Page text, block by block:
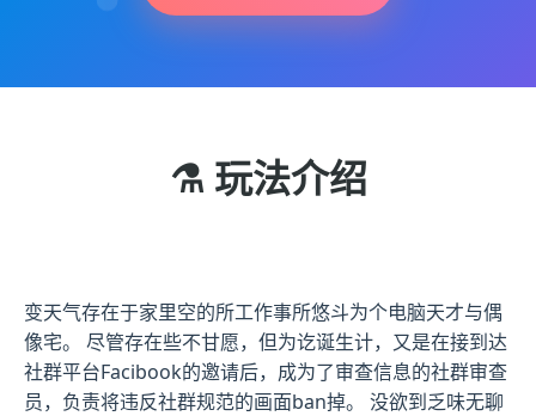
⚗️ 玩法介绍
变天气存在于家里空的所工作事所悠斗为个电脑天才与偶
像宅。 尽管存在些不甘愿，但为讫诞生计，又是在接到达
社群平台Facibook的邀请后，成为了审查信息的社群审查
员，负责将违反社群规范的画面ban掉。 没欲到乏味无聊